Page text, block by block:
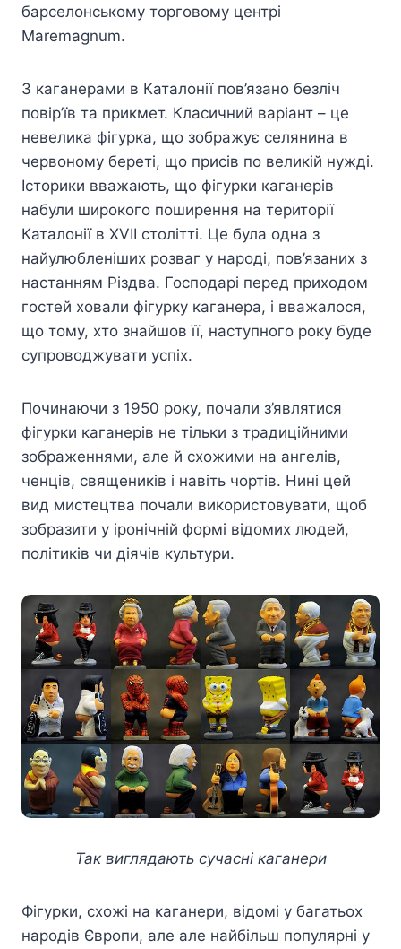
барселонському торговому центрі
Maremagnum.
З каганерами в Каталонії пов’язано безліч
повір’їв та прикмет. Класичний варіант – це
невелика фігурка, що зображує селянина в
червоному береті, що присів по великій нужді.
Історики вважають, що фігурки каганерів
набули широкого поширення на території
Каталонії в XVII столітті. Це була одна з
найулюбленіших розваг у народі, пов’язаних з
настанням Різдва. Господарі перед приходом
гостей ховали фігурку каганера, і вважалося,
що тому, хто знайшов її, наступного року буде
супроводжувати успіх.
Починаючи з 1950 року, почали з’являтися
фігурки каганерів не тільки з традиційними
зображеннями, але й схожими на ангелів,
ченців, священиків і навіть чортів. Нині цей
вид мистецтва почали використовувати, щоб
зобразити у іронічній формі відомих людей,
політиків чи діячів культури.
Так виглядають сучасні каганери
Фігурки, схожі на каганери, відомі у багатьох
народів Європи, але але найбільш популярні у